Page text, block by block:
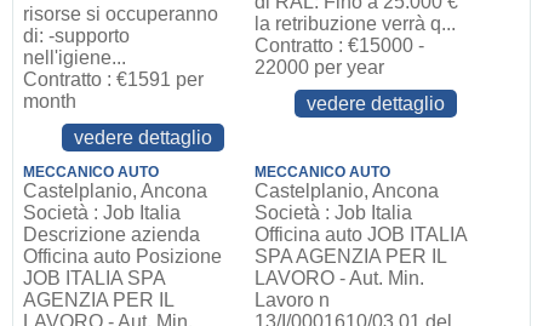
risorse si occuperanno
di: -supporto
nell'igiene...
Contratto : €1591 per
month
vedere dettaglio
la retribuzione verrà q...
Contratto : €15000 -
22000 per year
vedere dettaglio
MECCANICO AUTO
Castelplanio, Ancona
Società : Job Italia
Descrizione azienda
Officina auto Posizione
JOB ITALIA SPA
AGENZIA PER IL
LAVORO - Aut. Min.
MECCANICO AUTO
Castelplanio, Ancona
Società : Job Italia
Officina auto JOB ITALIA
SPA AGENZIA PER IL
LAVORO - Aut. Min.
Lavoro n
13/I/0001610/03.01 del